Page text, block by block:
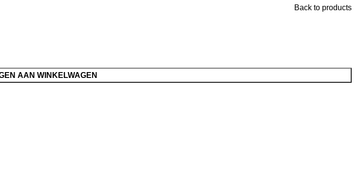
Back to products
AAN WINKELWAGEN